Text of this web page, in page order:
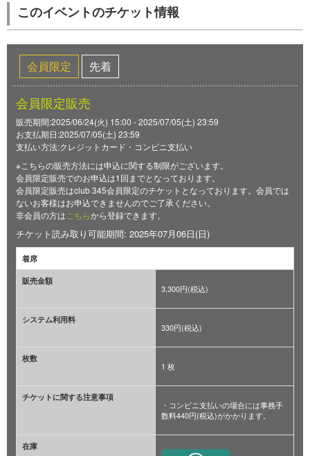
このイベントのチケット情報
会員限定 先着
会員限定販売
販売期間:2025/06/24(火) 15:00 - 2025/07/05(土) 23:59
お支払期日:2025/07/05(土) 23:59
支払い方法:クレジットカード・コンビニ支払い
※こちらの販売方法には申込に関する制限がございます。
会員限定販売でのお申込は1回までとなっております。
会員限定販売はclub 345会員限定のチケットとなっております。会員では
ないお客様はお申込できませんのでご了承ください。
非会員の方は こちらから登録できます。
チケット読み取り可能期間: 2025年07月06日(日)
着席
販売金額
3,300円(税込)
システム利用料
330円(税込)
枚数
1 枚
チケットに関する注意事項
・コンビニ支払いの場合には事務手
数料440円(税込)がかかります。
在庫